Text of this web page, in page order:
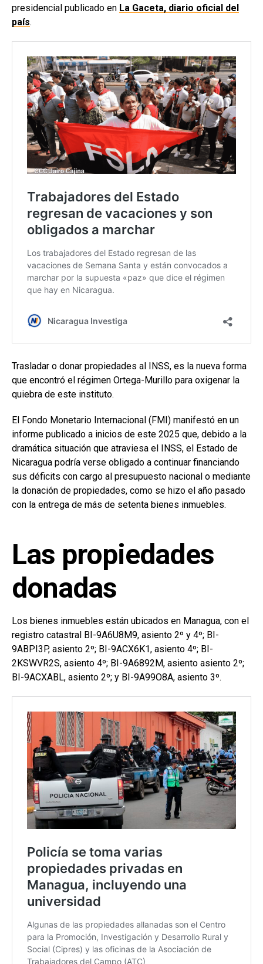
presidencial publicado en La Gaceta, diario oficial del
país.
Trasladar o donar propiedades al INSS, es la nueva forma
que encontró el régimen Ortega-Murillo para oxigenar la
quiebra de este instituto.
El Fondo Monetario Internacional (FMI) manifestó en un
informe publicado a inicios de este 2025 que, debido a la
dramática situación que atraviesa el INSS, el Estado de
Nicaragua podría verse obligado a continuar financiando
sus déficits con cargo al presupuesto nacional o mediante
la donación de propiedades, como se hizo el año pasado
con la entrega de más de setenta bienes inmuebles.
Las propiedades
donadas
Los bienes inmuebles están ubicados en Managua, con el
registro catastral BI-9A6U8M9, asiento 2º y 4º; BI-
9ABPI3P, asiento 2º; BI-9ACX6K1, asiento 4º; BI-
2KSWVR2S, asiento 4º; BI-9A6892M, asiento asiento 2º;
BI-9ACXABL, asiento 2º; y BI-9A99O8A, asiento 3º.